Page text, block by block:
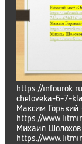
https://
cheloveka-6-7-
Максим Горький
https://
Михаил Шолохов
https://